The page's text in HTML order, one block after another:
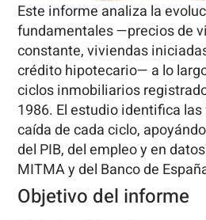
Este informe analiza la
fundamentales —precios de
constante, viviendas
crédito hipotecario— a lo
ciclos inmobiliarios
1986. El estudio identifica
caída de cada ciclo,
del PIB, del empleo y en
MITMA y del Banco de
Objetivo del informe